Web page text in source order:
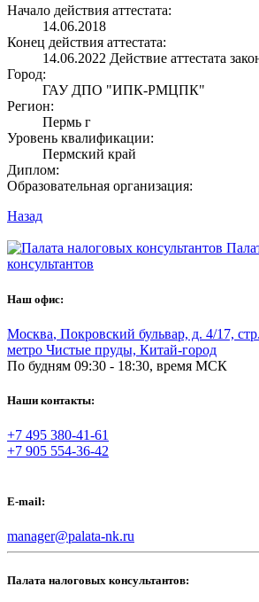
Начало действия аттестата:
14.06.2018
Конец действия аттестата:
14.06.2022 Действие аттестата
Город:
ГАУ ДПО "ИПК-РМЦПК"
Регион:
Пермь г
Уровень квалификации:
Пермский край
Диплом:
Образовательная организация:
Назад
консультантов
Наш офис:
Москва, Покровский бульвар, д. 4/17,
метро Чистые пруды, Китай-город
По будням 09:30 - 18:30, время МСК
Наши контакты:
+7 495 380-41-61
+7 905 554-36-42
E-mail:
manager@palata-nk.ru
Палата налоговых консультантов: